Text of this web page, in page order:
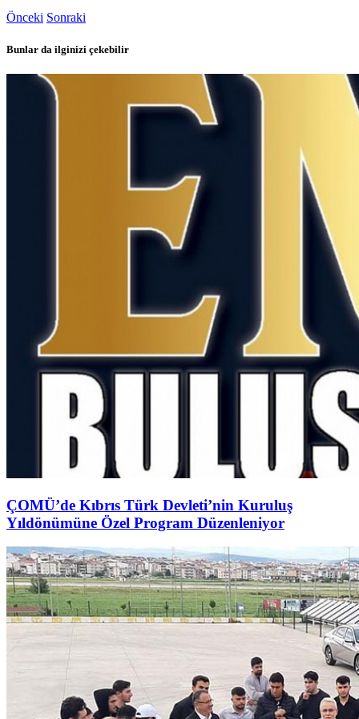
Önceki Sonraki
Bunlar da ilginizi çekebilir
ÇOMÜ’de Kıbrıs Türk Devleti’nin Kuruluş
Yıldönümüne Özel Program Düzenleniyor